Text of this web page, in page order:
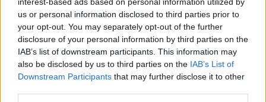
us or personal information disclosed to third parties prior to
your opt-out. You may separately opt-out of the further
disclosure of your personal information by third parties on the
IAB’s list of downstream participants. This information may
also be disclosed by us to third parties on the IAB’s List of
Downstream Participants that may further disclose it to other
cittadini inglesi
17/01/2010
di ITALO CUCCI
17/11/2008